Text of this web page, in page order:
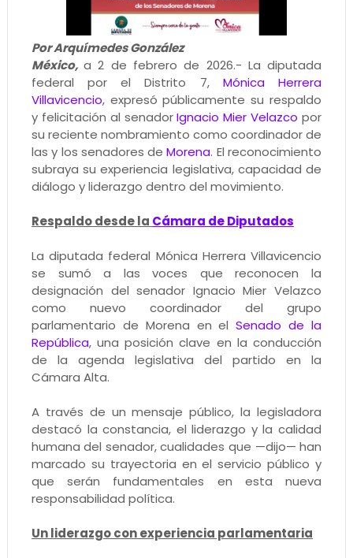
Por Arquímedes González
México,a 2 de febrero de 2026.- La diputada
federal por el Distrito 7, Mónica Herrera
Villavicencio, expresó públicamente su respaldo
y felicitación al senadorIgnacio Mier Velazco por
su reciente nombramiento como coordinador de
las y los senadores deMorena. El reconocimiento
subraya su experiencia legislativa, capacidad de
diálogo y liderazgo dentro del movimiento.
Respaldo desde la Cámara de Diputados
La diputada federal Mónica Herrera Villavicencio
se sumó a las voces que reconocen la
designación del senador Ignacio Mier Velazco
como nuevo coordinador del grupo
parlamentario de Morena en elSenado de la
República, una posición clave en la conducción
de la agenda legislativa del partido en la
Cámara Alta.
A través de un mensaje público, la legisladora
destacó la constancia, el liderazgo y la calidad
humana del senador, cualidades que —dijo— han
marcado su trayectoria en el servicio público y
que serán fundamentales en esta nueva
responsabilidad política.
Un liderazgo con experiencia parlamentaria